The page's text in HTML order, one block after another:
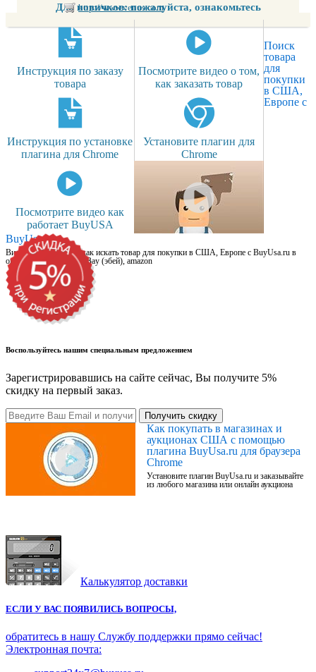
http://www.venus.com
Для новичков: пожалуйста, ознакомьтесь
Инструкция по заказу
товара
Посмотрите видео о том,
как заказать товар
Инструкция по установке
плагина для Chrome
Установите плагин для
Chrome
Посмотрите видео как
работает BuyUSA
Поиск
товара
для
покупки
в США,
Европе с
BuyUsa.ru
Видео для новичков: как искать товар для покупки в США, Европе с BuyUsa.ru в
онлайн магазинах, на eBay (эбей), amazon
Воспользуйтесь нашим специальным предложением
Зарегистрировавшись на сайте сейчас, Вы получите 5%
скидку на первый заказ.
Получить скидку
Как покупать в магазинах и
аукционах США с помощью
плагина BuyUsa.ru для браузера
Chrome
Установите плагин BuyUsa.ru и заказывайте
из любого магазина или онлайн аукциона
Калькулятор доставки
ЕСЛИ У ВАС ПОЯВИЛИСЬ ВОПРОСЫ,
обратитесь в нашу Службу поддержки прямо сейчас!
Электронная почта: